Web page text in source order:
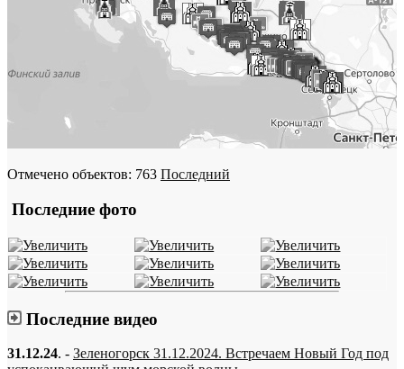
Отмечено объектов: 763 Последний
Последние фото
Последние видео
31.12.24. - Зеленогорск 31.12.2024. Встречаем Новый Год под